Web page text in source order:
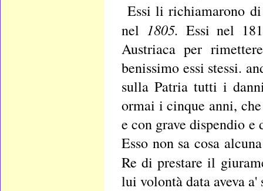
Essi li richiamarono
nel 1805. Essi nel
Austriaca per
benissimo essi stessi.
sulla Patria tutti i
ormai i cinque anni,
e con grave dispendio e
Esso non sa cosa
Re di prestare il
lui volontà data aveva